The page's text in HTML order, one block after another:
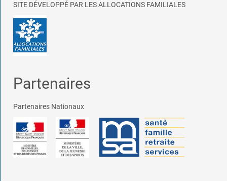
SITE DÉVELOPPÉ PAR LES ALLOCATIONS FAMILIALES
Partenaires
Partenaires Nationaux